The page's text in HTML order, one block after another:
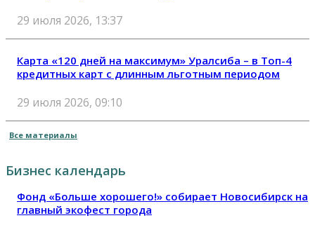
29 июля 2026, 13:37
Карта «120 дней на максимум» Уралсиба – в Топ-4
кредитных карт с длинным льготным периодом
29 июля 2026, 09:10
Все материалы
Бизнес календарь
Фонд «Больше хорошего!» собирает Новосибирск на
главный экофест города